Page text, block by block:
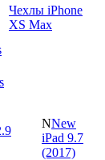
Чехлы iPhone
XS Max
NNew
iPad 9.7
(2017)